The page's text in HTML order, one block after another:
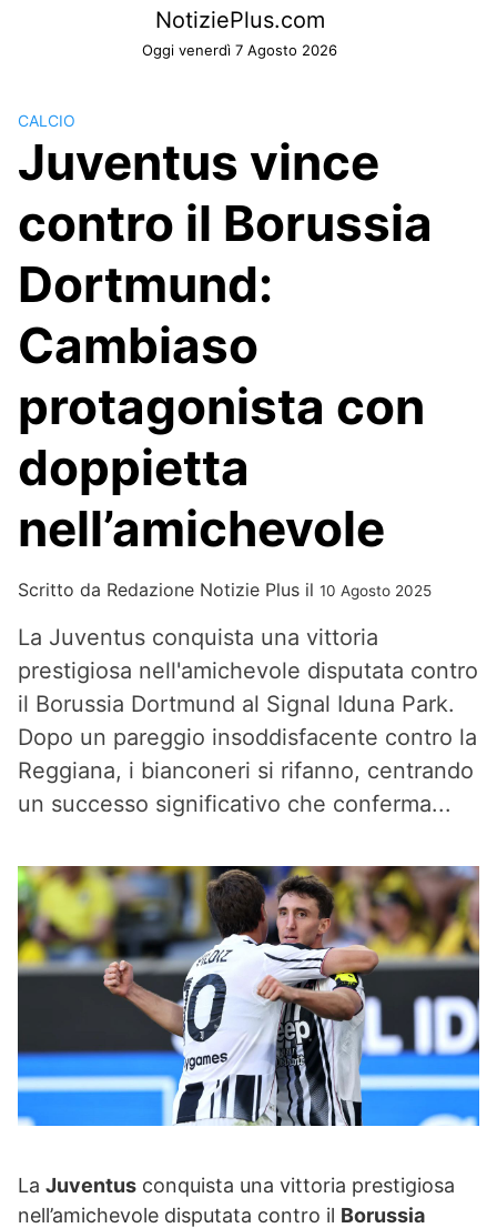
NotiziePlus.com
Oggi venerdì 7 Agosto 2026
CALCIO
Juventus vince
contro il Borussia
Dortmund:
Cambiaso
protagonista con
doppietta
nell’amichevole
Scritto da Redazione Notizie Plus il 10 Agosto 2025
La Juventus conquista una vittoria
prestigiosa nell'amichevole disputata contro
il Borussia Dortmund al Signal Iduna Park.
Dopo un pareggio insoddisfacente contro la
Reggiana, i bianconeri si rifanno, centrando
un successo significativo che conferma...
La Juventus conquista una vittoria prestigiosa
nell’amichevole disputata contro il Borussia